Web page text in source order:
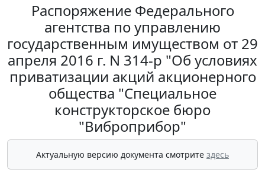
Распоряжение Федерального
агентства по управлению
государственным имуществом от 29
апреля 2016 г. N 314-р "Об условиях
приватизации акций акционерного
общества "Специальное
конструкторское бюро
"Виброприбор"
Актуальную версию документа смотрите здесь